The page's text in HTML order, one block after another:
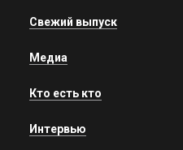
Свежий выпуск
Медиа
Кто есть кто
Интервью